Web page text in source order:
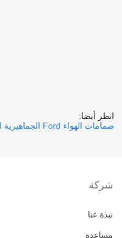
انظر أيضا:
صمامات الهواء Ford الجماهيرية العربية الليبية الشعبية الاشتراكية لـ الشاحنات
شركة
نبذة عنا
مساعدة